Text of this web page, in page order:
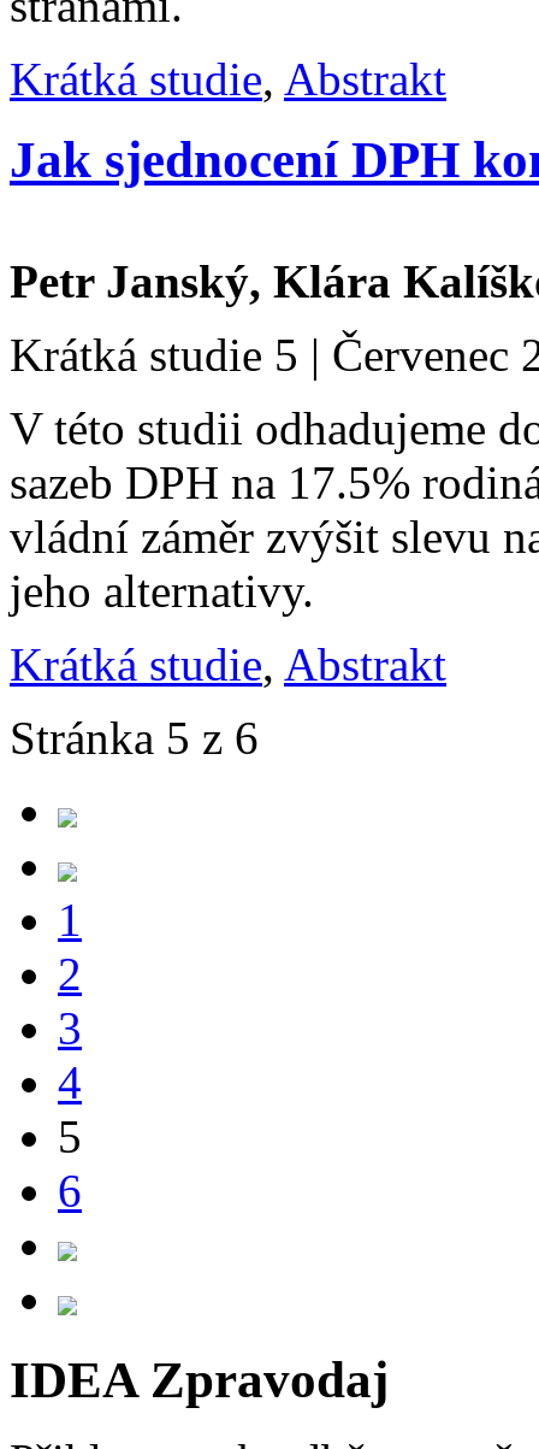
Krátká studie, Abstrakt
Jak sjednocení DPH
Petr Janský, Klára
Krátká studie 5 | Červenec
V této studii odhadujeme
sazeb DPH na 17.5%
vládní záměr zvýšit slevu
jeho alternativy.
Krátká studie, Abstrakt
Stránka 5 z 6
1
2
3
4
5
6
IDEA Zpravodaj